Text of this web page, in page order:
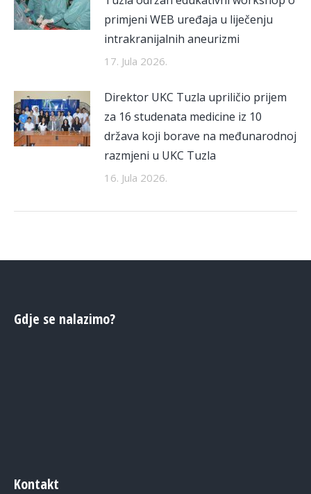
primjeni WEB uređaja u liječenju
intrakranijalnih aneurizmi
17. Jula 2026.
Direktor UKC Tuzla upriličio prijem
za 16 studenata medicine iz 10
država koji borave na međunarodnoj
razmjeni u UKC Tuzla
16. Jula 2026.
Gdje se nalazimo?
Kontakt